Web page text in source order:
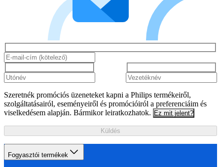
Szeretnék promóciós üzeneteket kapni a Philips termékeiről,
szolgáltatásairól, eseményeiről és promócióiról a preferenciáim és
viselkedésem alapján. Bármikor leiratkozhatok. Ez mit jelent?
Küldés
Fogyasztói termékek